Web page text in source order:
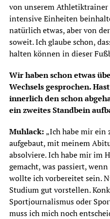
von unserem Athletiktrainer
intensive Einheiten
natürlich etwas, aber von
soweit. Ich glaube schon,
halten können in dieser
Wir haben schon etwas
Wechsels gesprochen.
innerlich den schon
ein zweites Standbein
Muhlack: „Ich habe mir ein
aufgebaut, mit meinem
absolviere. Ich habe mir im
gemacht, was passiert,
wollte ich vorbereitet sein.
Studium gut vorstellen.
Sportjournalismus oder
muss ich mich noch